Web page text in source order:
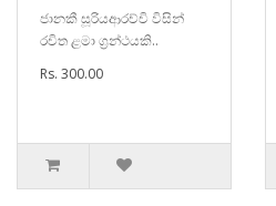
ජානකී සූරියආරච්චි විසින්
රචිත ළමා ග්‍රන්ථයකි..
Rs. 300.00